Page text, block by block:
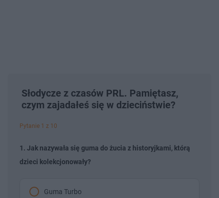
Słodycze z czasów PRL. Pamiętasz,
czym zajadałeś się w dzieciństwie?
Pytanie 1 z 10
1. Jak nazywała się guma do żucia z historyjkami, którą
dzieci kolekcjonowały?
Guma Turbo